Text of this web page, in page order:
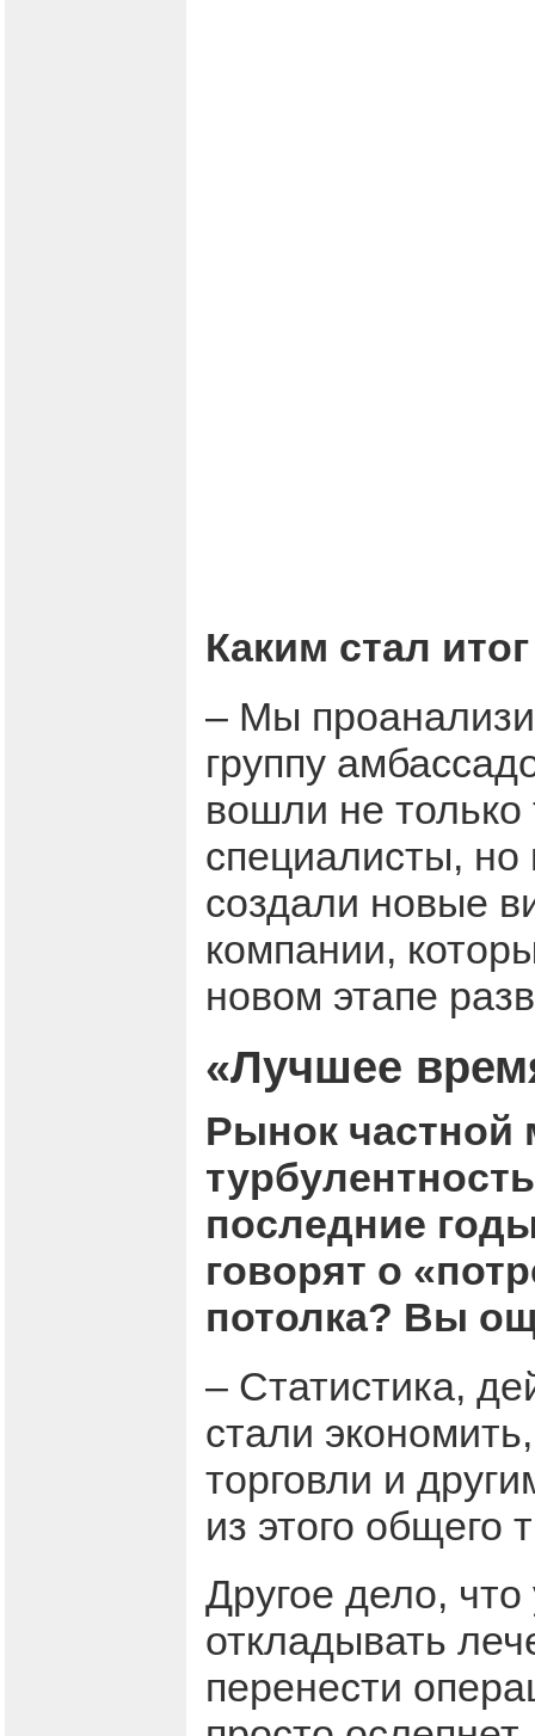
Каким стал
– Мы
группу
вошли не
специалисты,
создали новые
компании,
новом этапе
«Лучшее
Рынок частной
последние
говорят о
потолка? Вы
– Статистика,
стали
торговли и
из этого общего
Другое дело,
откладывать
перенести